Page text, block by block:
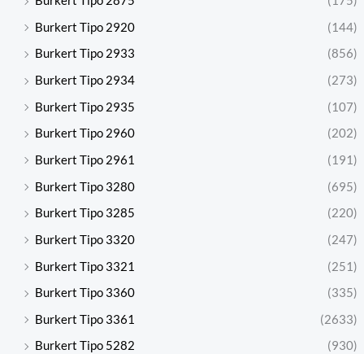
Burkert Tipo 2920
(144)
Burkert Tipo 2933
(856)
Burkert Tipo 2934
(273)
Burkert Tipo 2935
(107)
Burkert Tipo 2960
(202)
Burkert Tipo 2961
(191)
Burkert Tipo 3280
(695)
Burkert Tipo 3285
(220)
Burkert Tipo 3320
(247)
Burkert Tipo 3321
(251)
Burkert Tipo 3360
(335)
Burkert Tipo 3361
(2633)
Burkert Tipo 5282
(930)